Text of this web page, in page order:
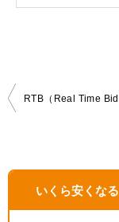
投
稿
ゲ
シ
いくら安くな